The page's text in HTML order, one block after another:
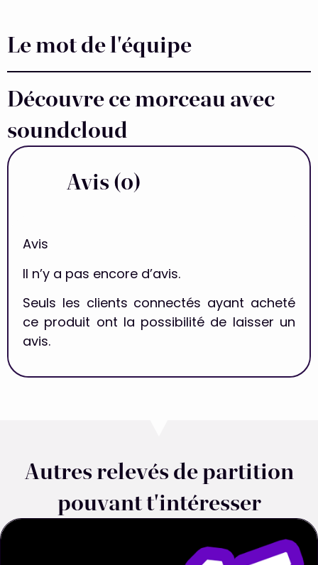
Le mot de l'équipe
Découvre ce morceau avec
soundcloud
Avis (0)
Avis
Il n’y a pas encore d’avis.
Seuls les clients connectés ayant acheté
ce produit ont la possibilité de laisser un
avis.
Autres relevés de partition
pouvant t'intéresser